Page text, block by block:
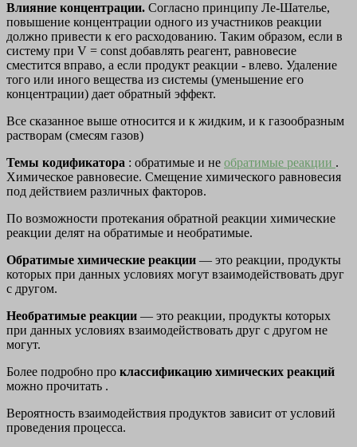
Влияние концентрации. Согласно принципу Ле-Шателье,
повышение концентрации одного из участников реакции
должно привести к его расходованию. Таким образом, если в
систему при V = const добавлять реагент, равновесие
сместится вправо, а если продукт реакции - влево. Удаление
того или иного вещества из системы (уменьшение его
концентрации) дает обратный эффект.
Все сказанное выше относится и к жидким, и к газообразным
растворам (смесям газов)
Темы кодификатора : обратимые и не обратимые реакции .
Химическое равновесие. Смещение химического равновесия
под действием различных факторов.
По возможности протекания обратной реакции химические
реакции делят на обратимые и необратимые.
Обратимые химические реакции — это реакции, продукты
которых при данных условиях могут взаимодействовать друг
с другом.
Необратимые реакции — это реакции, продукты которых
при данных условиях взаимодействовать друг с другом не
могут.
Более подробно про классификацию химических реакций
можно прочитать .
Вероятность взаимодействия продуктов зависит от условий
проведения процесса.